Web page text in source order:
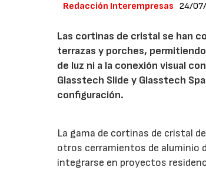
Redacción Interempresas 24/
Las cortinas de cristal se han
terrazas y porches,
de luz ni a la conexión visual
Glasstech Slide y Glasstech
configuración.
La gama de cortinas de cristal
otros cerramientos de aluminio
integrarse en proyectos